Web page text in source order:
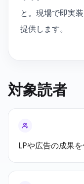
と。現場で即実
提供します。
対象読者
LPや広告の成果